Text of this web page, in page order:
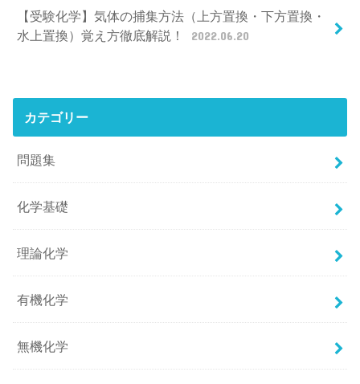
【受験化学】気体の捕集方法（上方置換・下方置換・
水上置換）覚え方徹底解説！
2022.06.20
カテゴリー
問題集
化学基礎
理論化学
有機化学
無機化学